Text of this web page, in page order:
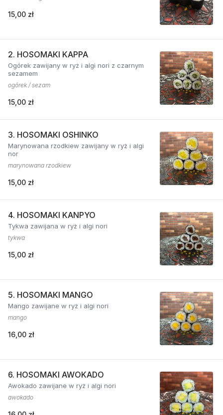
15,00 zł
2. HOSOMAKI KAPPA
Ogórek zawijany w ryż i algi nori z czarnym
sezamem
ogórek / sezam
15,00 zł
3. HOSOMAKI OSHINKO
Marynowana rzodkiew zawijany w ryż i algi
nor
marynowana rzodkiew
15,00 zł
4. HOSOMAKI KANPYO
Tykwa zawijana w ryż i algi nori
tykwa
15,00 zł
5. HOSOMAKI MANGO
Mango zawijane w ryż i algi nori
mango
16,00 zł
6. HOSOMAKI AWOKADO
Awokado zawijane w ryż i algi nori
awokado